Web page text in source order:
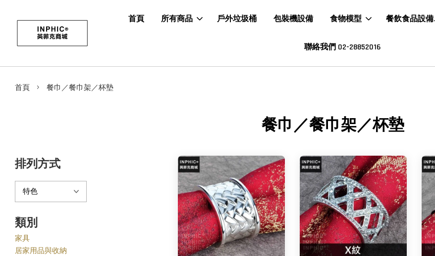
首頁 所有商品 戶外垃圾桶 包裝機設備 食物模型 餐飲食品設
聯絡我們 02-28852016
首頁 › 餐巾／餐巾架／杯墊
餐巾／餐巾架／杯墊
排列方式
類別
家具
居家用品與收納